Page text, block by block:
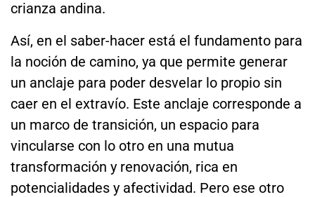
crianza andina.
Así, en el saber-hacer está el fundamento para
la noción de camino, ya que permite generar
un anclaje para poder desvelar lo propio sin
caer en el extravío. Este anclaje corresponde a
un marco de transición, un espacio para
vincularse con lo otro en una mutua
transformación y renovación, rica en
potencialidades y afectividad. Pero ese otro